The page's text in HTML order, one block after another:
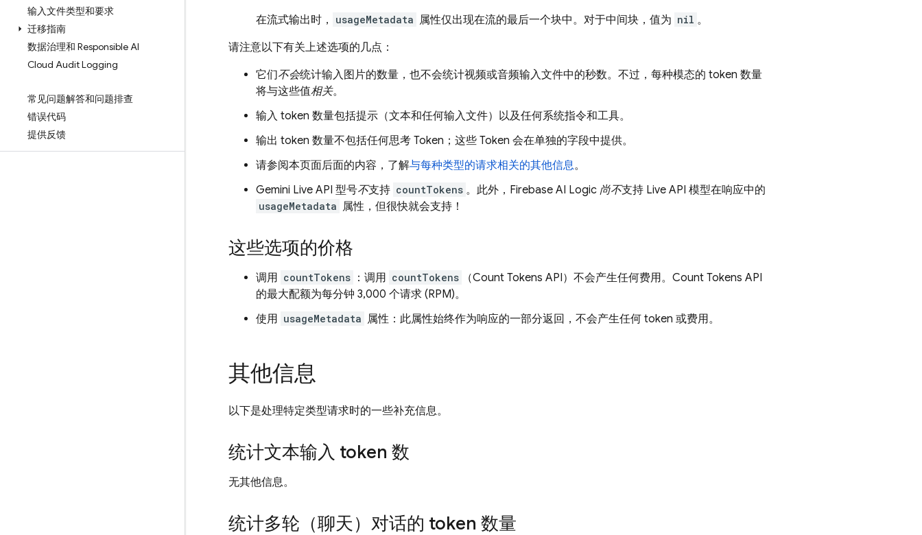
输入文件类型和要求
迁移指南
数据治理和 Responsible AI
Cloud Audit Logging
常见问题解答和问题排查
错误代码
提供反馈
在流式输出时，
usageMetadata 属性仅出现在流的最后一个块中。对于中间块，值为 nil 。
请注意以下有关上述选项的几点：
它们不会统计输入图片的数量，也不会统计视频或音频输入文件中的秒数。不过，每种模态的 token 数量
将与这些值相关。
输入 token 数量包括提示（文本和任何输入文件）以及任何系统指令和工具。
输出 token 数量不包括任何思考 Token；这些 Token 会在单独的字段中提供。
请参阅本页面后面的内容，了解与每种类型的请求相关的其他信息。
Gemini Live API 型号不支持 countTokens 。此外， Firebase AI Logic 尚不支持 Live API 模型在响应中的
usageMetadata 属性，但很快就会支持！
这些选项的价格
调用 countTokens ：调用 countTokens
（Count Tokens API）不会产生任何费用。Count Tokens API
的最大配额为每分钟 3,000 个请求 (RPM)。
使用 usageMetadata 属性：此属性始终作为响应的一部分返回，不会产生任何 token 或费用。
其他信息
以下是处理特定类型请求时的一些补充信息。
统计文本输入 token 数
无其他信息。
统计多轮（聊天）对话的 token 数量